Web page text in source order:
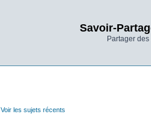
Savoir-
Partager
Voir les sujets récents